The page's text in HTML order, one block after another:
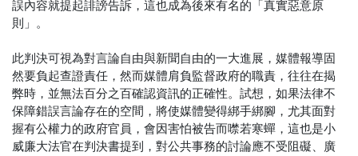
誤內容就提起誹謗告訴，這也成為後來有名的「真實惡意原
則」。
此判決可視為對言論自由與新聞自由的一大進展，媒體報導固
然要負起查證責任，然而媒體肩負監督政府的職責，往往在揭
弊時，並無法百分之百確認資訊的正確性。試想，如果法律不
保障錯誤言論存在的空間，將使媒體變得綁手綁腳，尤其面對
握有公權力的政府官員，會因害怕被告而噤若寒蟬，這也是小
威廉大法官在判決書提到，對公共事務的討論應不受阻礙、廣